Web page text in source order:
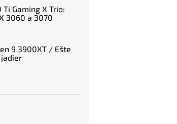
Ti Gaming X Trio:
3060 a 3070
9 3900XT / Ešte